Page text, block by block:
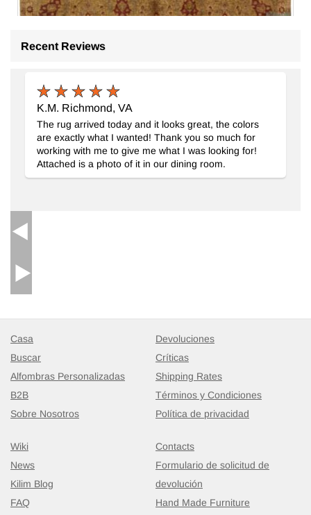
Nueva Alfombra Oushak Tejida a Mano
243 cm x 321 cm
$2697
Recent Reviews
K.M. Richmond, VA
The rug arrived today and it looks great, the colors
are exactly what I wanted! Thank you so much for
working with me to give me what I was looking for!
Attached is a photo of it in our dining room.
Casa
Buscar
Alfombras Personalizadas
B2B
Sobre Nosotros
Devoluciones
Críticas
Shipping Rates
Términos y Condiciones
Política de privacidad
Wiki
News
Kilim Blog
FAQ
Contacts
Formulario de solicitud de
devolución
Hand Made Furniture